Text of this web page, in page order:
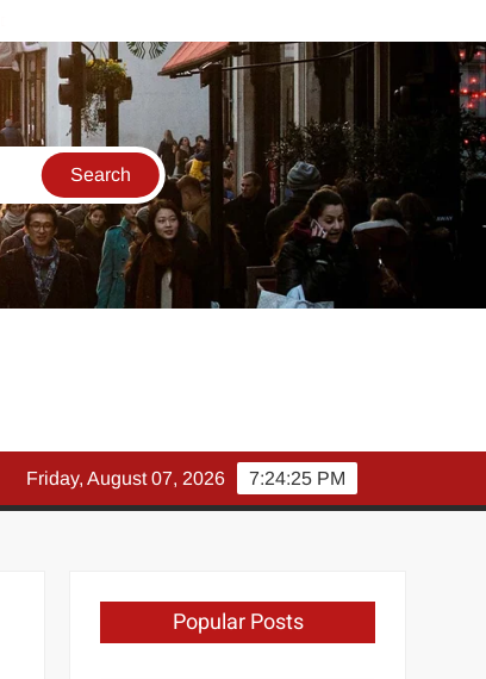
7:24:26 PM
Friday, August 07, 2026
Popular Posts